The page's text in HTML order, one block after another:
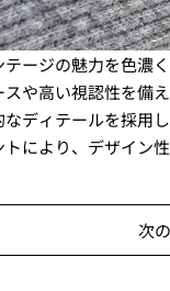
テージの魅力を色濃
スや高い視認性を備
なディテールを採用
トにより、デザイン
次